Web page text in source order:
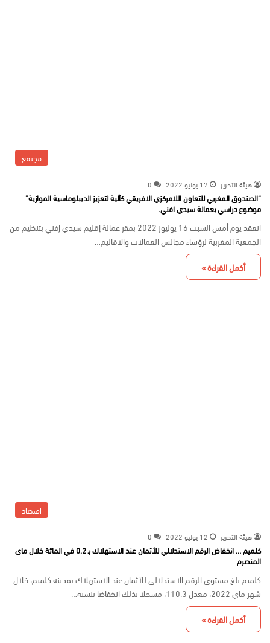
مجتمع
هيئة التحرير 17 يوليو 2022 0
“الصندوق المغربي للتعاون اللامركزي الافريقي كآلية لتعزيز الديبلوماسية الموازية”
موضوع دراسي بعمالة سيدي افني.
انعقد يوم أمس السبت 16 يوليوز 2022 بمقر عمالة إقليم سيدي إفني بتنظيم من
الجمعية المغربية لرؤساء مجالس العمالات والاقاليم…
أكمل القراءة »
اقتصاد
هيئة التحرير 12 يوليو 2022 0
كلميم … انخفاض الرقم الاستدلالي للأثمان عند الاستهلاك بـ 0.2 في المائة خلال ماي
المنصرم
كلميم بلغ مستوى الرقم الاستدلالي للأثمان عند الاستهلاك بمدينة كلميم، خلال
شهر ماي 2022، معدل 110.3، مسجلا بذلك انخفاضا بنسبة…
أكمل القراءة »